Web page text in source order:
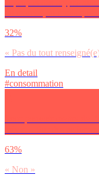
32%
« Pas du tout
En detail
#consommation
63%
« Non »